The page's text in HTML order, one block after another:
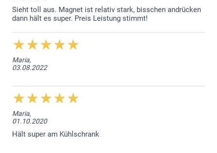
Sieht toll aus. Magnet ist relativ stark, bisschen andrücken
dann hält es super. Preis Leistung stimmt!
Maria,
03.08.2022
Maria,
01.10.2020
Hält super am Kühlschrank